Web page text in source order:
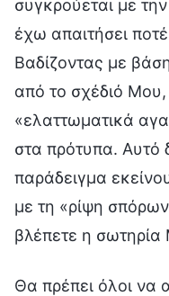
συγκρούεται με
έχω απαιτήσει
Βαδίζοντας με
από το σχέδιό
«ελαττωματικά
στα πρότυπα. Αυτό
παράδειγμα
με τη «ρίψη
βλέπετε η
Θα πρέπει όλοι να